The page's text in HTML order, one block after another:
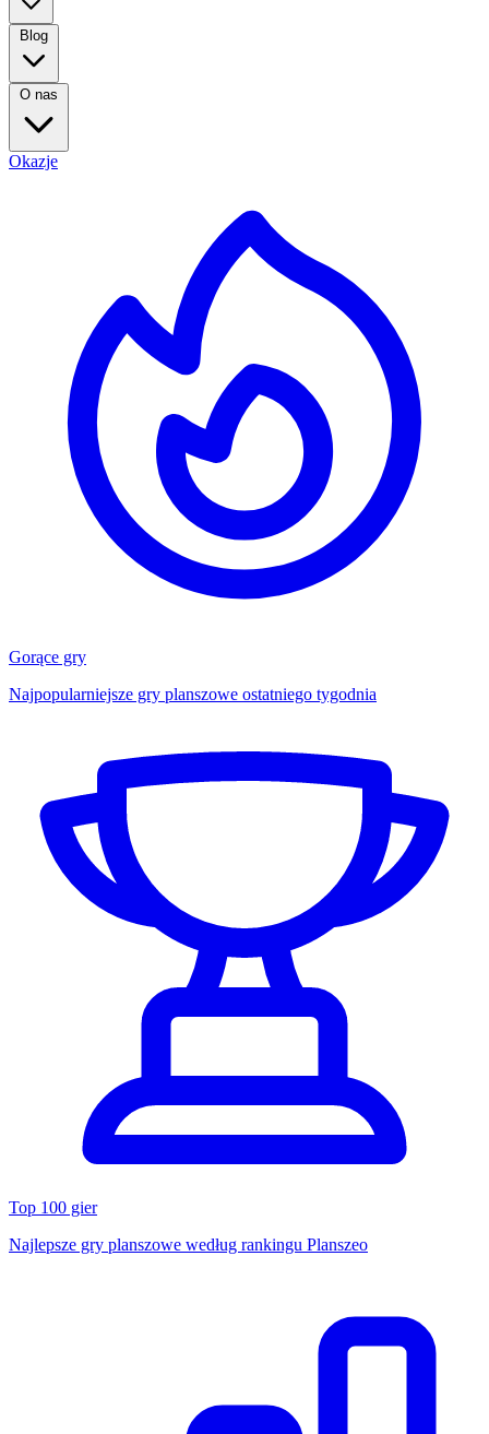
Blog
O nas
Okazje
Gorące gry
Najpopularniejsze gry planszowe ostatniego tygodnia
Top 100 gier
Najlepsze gry planszowe według rankingu Planszeo